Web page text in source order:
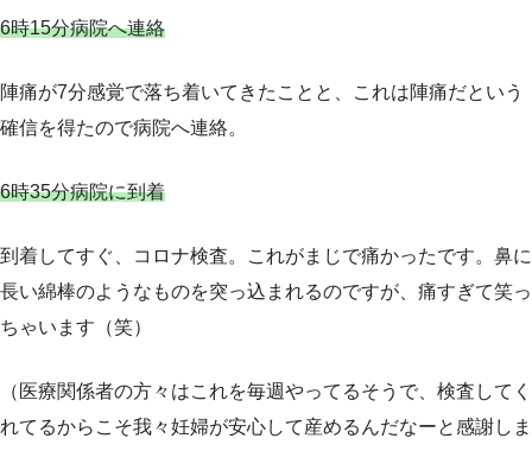
6時15分病院へ連絡
陣痛が7分感覚で落ち着いてきたことと、これは陣痛だという
確信を得たので病院へ連絡。
6時35分病院に到着
到着してすぐ、コロナ検査。これがまじで痛かったです。鼻に
長い綿棒のようなものを突っ込まれるのですが、痛すぎて笑っ
ちゃいます（笑）
（医療関係者の方々はこれを毎週やってるそうで、検査してく
れてるからこそ我々妊婦が安心して産めるんだなーと感謝しま